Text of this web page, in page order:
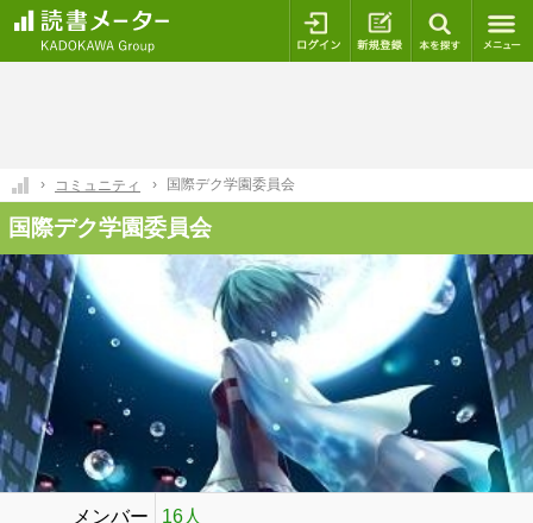
ログイン 新規登録
コミュニティ 国際デク学園委員会
国際デク学園委員会
メンバー 16人